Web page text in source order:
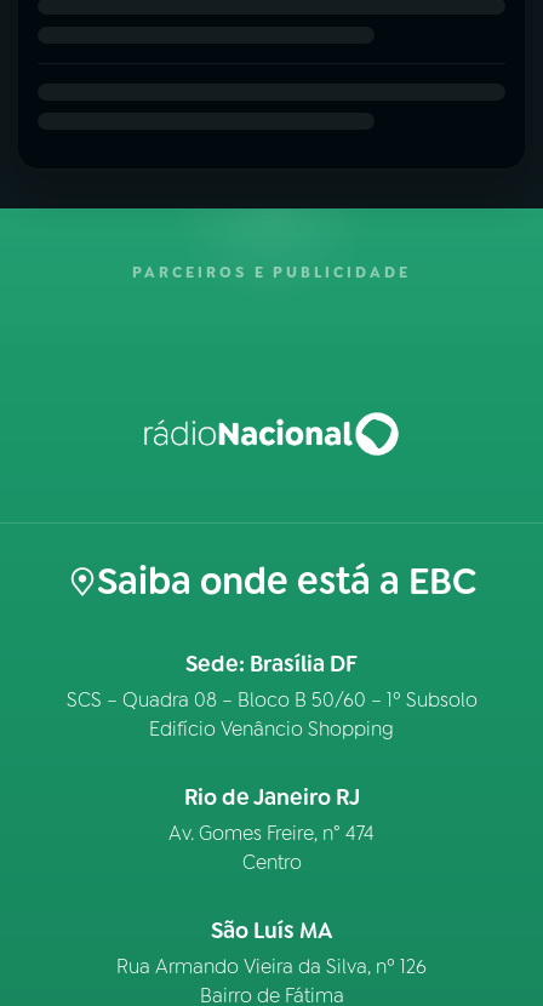
PARCEIROS E PUBLICIDADE
Saiba onde está a EBC
Sede: Brasília DF
SCS – Quadra 08 – Bloco B 50/60 – 1º Subsolo
Edifício Venâncio Shopping
Rio de Janeiro RJ
Av. Gomes Freire, n° 474
Centro
São Luís MA
Rua Armando Vieira da Silva, nº 126
Bairro de Fátima